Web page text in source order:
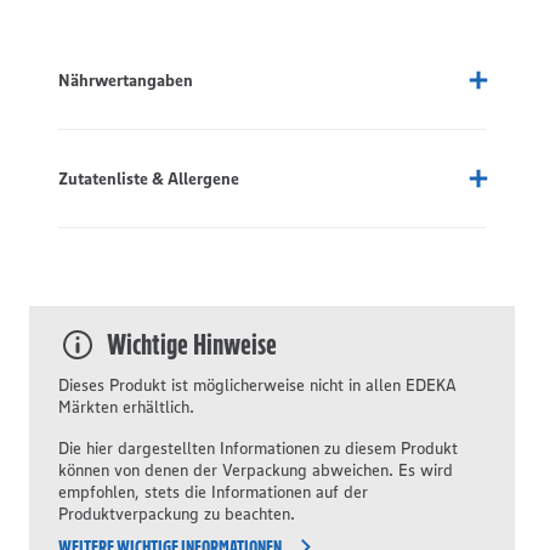
Nährwertangaben
Zutatenliste & Allergene
Wichtige Hinweise
Dieses Produkt ist möglicherweise nicht in allen EDEKA
Märkten erhältlich.
Die hier dargestellten Informationen zu diesem Produkt
können von denen der Verpackung abweichen. Es wird
empfohlen, stets die Informationen auf der
Produktverpackung zu beachten.